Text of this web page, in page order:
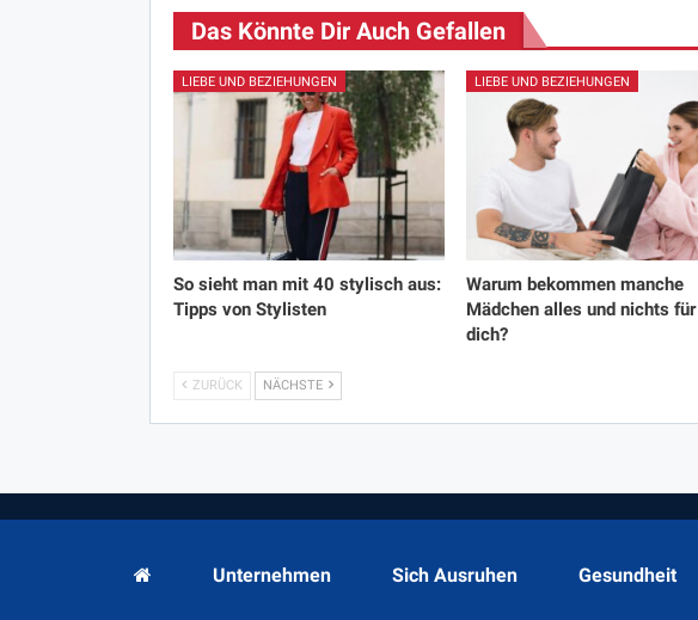
Das Könnte Dir Auch Gefallen
LIEBE UND BEZIEHUNGEN
So sieht man mit 40 stylisch aus:
Tipps von Stylisten
LIEBE UND BEZIEHUNGEN
Warum bekommen manche
Mädchen alles und nichts für
dich?
ZURÜCK NÄCHSTE
Unternehmen Sich Ausruhen Gesundheit